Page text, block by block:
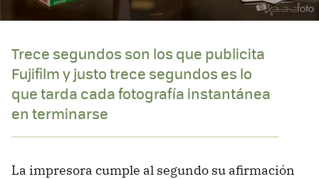
Trece segundos son los que publicita
Fujifilm y justo trece segundos es lo
que tarda cada fotografía instantánea
en terminarse
La impresora cumple al segundo su afirmación